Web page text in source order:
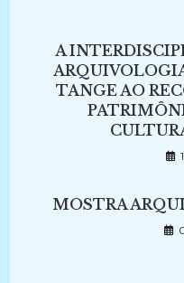
A
TANGE AO
MOSTRA